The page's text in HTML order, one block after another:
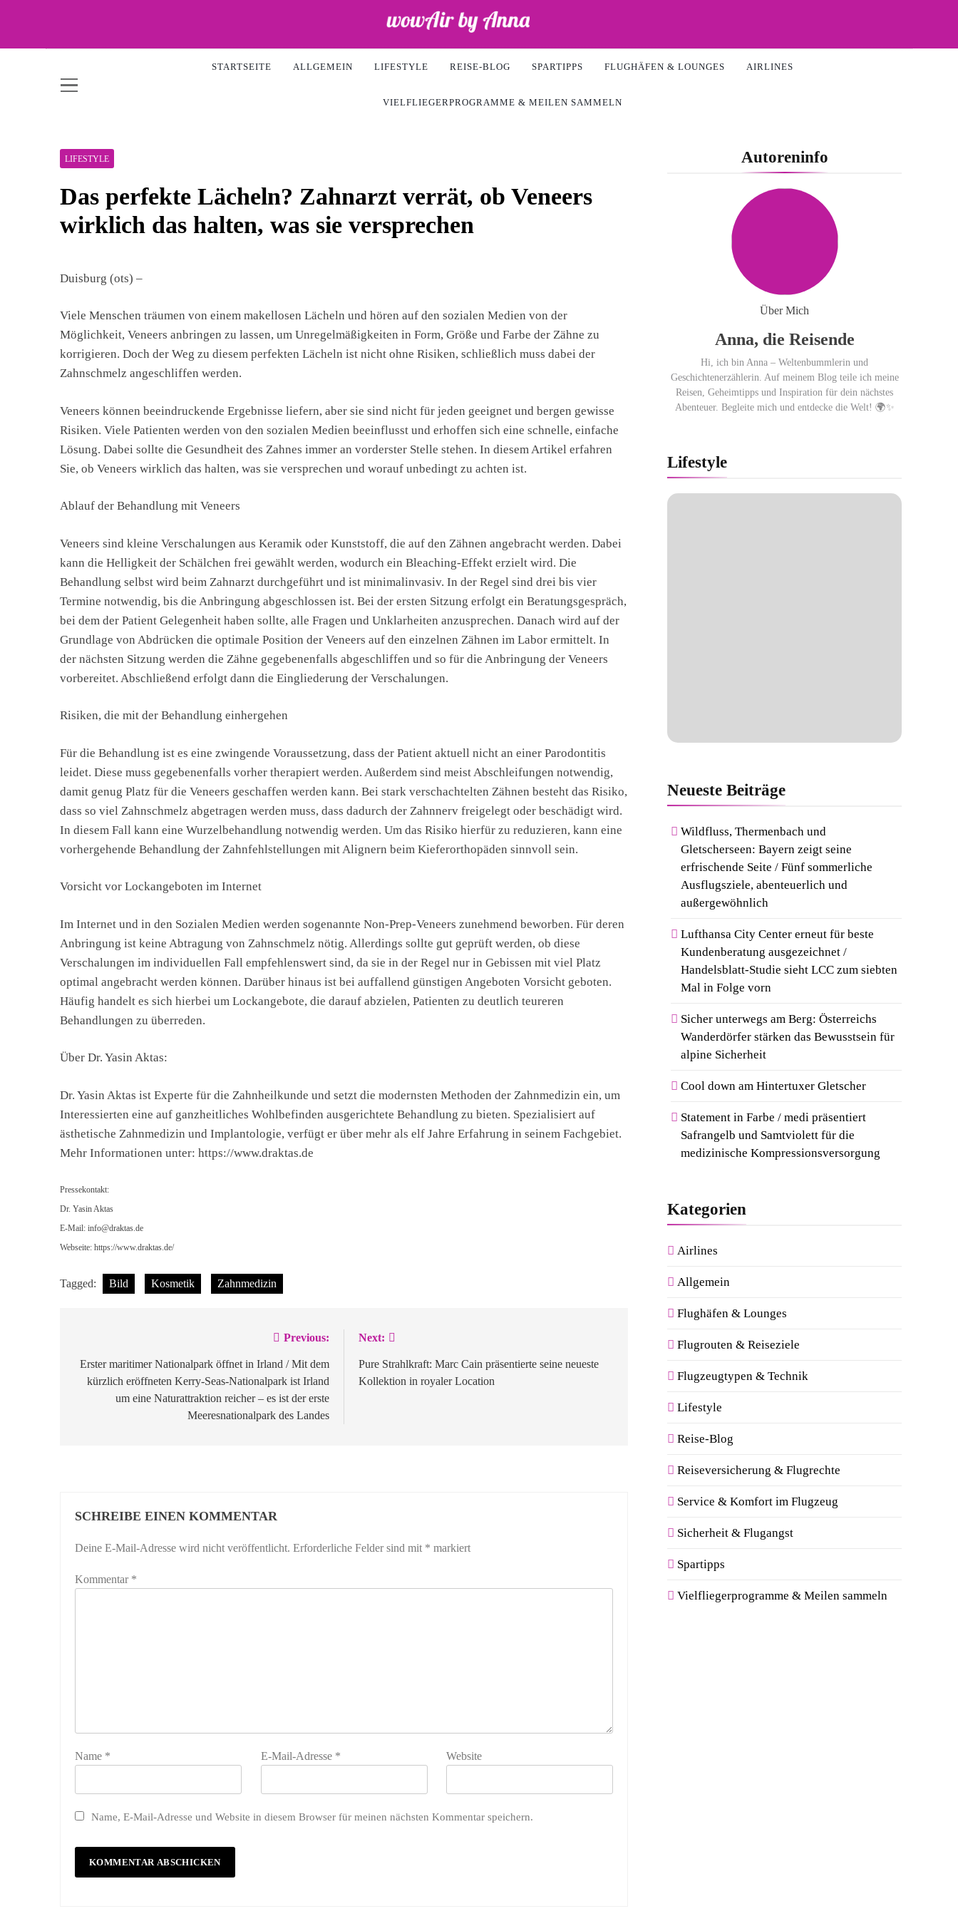
WOW-Air
STARTSEITE ALLGEMEIN LIFESTYLE REISE-BLOG SPARTIPPS FLUGHÄFEN & LOUNGES AIRLINES
VIELFLIEGERPROGRAMME & MEILEN SAMMELN
LIFESTYLE
Das perfekte Lächeln? Zahnarzt verrät, ob Veneers
wirklich das halten, was sie versprechen
Duisburg (ots) –
Viele Menschen träumen von einem makellosen Lächeln und hören auf den sozialen Medien von der
Möglichkeit, Veneers anbringen zu lassen, um Unregelmäßigkeiten in Form, Größe und Farbe der Zähne zu
korrigieren. Doch der Weg zu diesem perfekten Lächeln ist nicht ohne Risiken, schließlich muss dabei der
Zahnschmelz angeschliffen werden.
Veneers können beeindruckende Ergebnisse liefern, aber sie sind nicht für jeden geeignet und bergen gewisse
Risiken. Viele Patienten werden von den sozialen Medien beeinflusst und erhoffen sich eine schnelle, einfache
Lösung. Dabei sollte die Gesundheit des Zahnes immer an vorderster Stelle stehen. In diesem Artikel erfahren
Sie, ob Veneers wirklich das halten, was sie versprechen und worauf unbedingt zu achten ist.
Ablauf der Behandlung mit Veneers
Veneers sind kleine Verschalungen aus Keramik oder Kunststoff, die auf den Zähnen angebracht werden. Dabei
kann die Helligkeit der Schälchen frei gewählt werden, wodurch ein Bleaching-Effekt erzielt wird. Die
Behandlung selbst wird beim Zahnarzt durchgeführt und ist minimalinvasiv. In der Regel sind drei bis vier
Termine notwendig, bis die Anbringung abgeschlossen ist. Bei der ersten Sitzung erfolgt ein Beratungsgespräch,
bei dem der Patient Gelegenheit haben sollte, alle Fragen und Unklarheiten anzusprechen. Danach wird auf der
Grundlage von Abdrücken die optimale Position der Veneers auf den einzelnen Zähnen im Labor ermittelt. In
der nächsten Sitzung werden die Zähne gegebenenfalls abgeschliffen und so für die Anbringung der Veneers
vorbereitet. Abschließend erfolgt dann die Eingliederung der Verschalungen.
Risiken, die mit der Behandlung einhergehen
Für die Behandlung ist es eine zwingende Voraussetzung, dass der Patient aktuell nicht an einer Parodontitis
leidet. Diese muss gegebenenfalls vorher therapiert werden. Außerdem sind meist Abschleifungen notwendig,
damit genug Platz für die Veneers geschaffen werden kann. Bei stark verschachtelten Zähnen besteht das Risiko,
dass so viel Zahnschmelz abgetragen werden muss, dass dadurch der Zahnnerv freigelegt oder beschädigt wird.
In diesem Fall kann eine Wurzelbehandlung notwendig werden. Um das Risiko hierfür zu reduzieren, kann eine
vorhergehende Behandlung der Zahnfehlstellungen mit Alignern beim Kieferorthopäden sinnvoll sein.
Vorsicht vor Lockangeboten im Internet
Im Internet und in den Sozialen Medien werden sogenannte Non-Prep-Veneers zunehmend beworben. Für deren
Anbringung ist keine Abtragung von Zahnschmelz nötig. Allerdings sollte gut geprüft werden, ob diese
Verschalungen im individuellen Fall empfehlenswert sind, da sie in der Regel nur in Gebissen mit viel Platz
optimal angebracht werden können. Darüber hinaus ist bei auffallend günstigen Angeboten Vorsicht geboten.
Häufig handelt es sich hierbei um Lockangebote, die darauf abzielen, Patienten zu deutlich teureren
Behandlungen zu überreden.
Über Dr. Yasin Aktas:
Dr. Yasin Aktas ist Experte für die Zahnheilkunde und setzt die modernsten Methoden der Zahnmedizin ein, um
Interessierten eine auf ganzheitliches Wohlbefinden ausgerichtete Behandlung zu bieten. Spezialisiert auf
ästhetische Zahnmedizin und Implantologie, verfügt er über mehr als elf Jahre Erfahrung in seinem Fachgebiet.
Mehr Informationen unter: https://www.draktas.de
Pressekontakt:
Dr. Yasin Aktas
E-Mail: info@draktas.de
Webseite: https://www.draktas.de/
Tagged: Bild Kosmetik Zahnmedizin
Previous:
Erster maritimer Nationalpark öffnet in Irland / Mit dem
kürzlich eröffneten Kerry-Seas-Nationalpark ist Irland
um eine Naturattraktion reicher – es ist der erste
Meeresnationalpark des Landes
Next:
Pure Strahlkraft: Marc Cain präsentierte seine neueste
Kollektion in royaler Location
SCHREIBE EINEN KOMMENTAR
Deine E-Mail-Adresse wird nicht veröffentlicht. Erforderliche Felder sind mit * markiert
Kommentar *
Name * E-Mail-Adresse * Website
Name, E-Mail-Adresse und Website in diesem Browser für meinen nächsten Kommentar speichern.
Autoreninfo
Über Mich
Anna, die Reisende
Hi, ich bin Anna – Weltenbummlerin und
Geschichtenerzählerin. Auf meinem Blog teile ich meine
Reisen, Geheimtipps und Inspiration für dein nächstes
Abenteuer. Begleite mich und entdecke die Welt! 🌍✨
Lifestyle
NeuesteBeiträge
Wildfluss, Thermenbach und
Gletscherseen: Bayern zeigt seine
erfrischende Seite / Fünf sommerliche
Ausflugsziele, abenteuerlich und
außergewöhnlich
Lufthansa City Center erneut für beste
Kundenberatung ausgezeichnet /
Handelsblatt-Studie sieht LCC zum siebten
Mal in Folge vorn
Sicher unterwegs am Berg: Österreichs
Wanderdörfer stärken das Bewusstsein für
alpine Sicherheit
Cool down am Hintertuxer Gletscher
Statement in Farbe / medi präsentiert
Safrangelb und Samtviolett für die
medizinische Kompressionsversorgung
Kategorien
Airlines
Allgemein
Flughäfen & Lounges
Flugrouten & Reiseziele
Flugzeugtypen & Technik
Lifestyle
Reise-Blog
Reiseversicherung & Flugrechte
Service & Komfort im Flugzeug
Sicherheit & Flugangst
Spartipps
Vielfliegerprogramme & Meilen sammeln